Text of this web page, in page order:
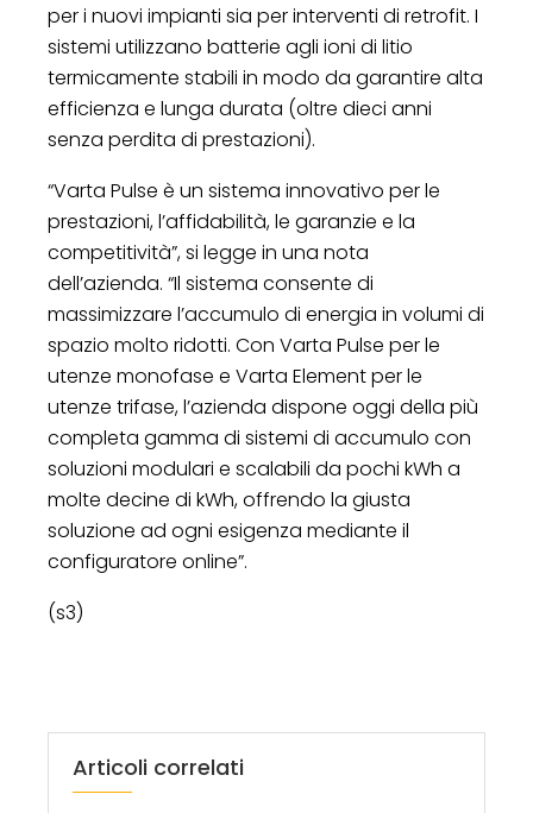
per i nuovi impianti sia per interventi di retrofit. I
sistemi utilizzano batterie agli ioni di litio
termicamente stabili in modo da garantire alta
efficienza e lunga durata (oltre dieci anni
senza perdita di prestazioni).
“Varta Pulse è un sistema innovativo per le
prestazioni, l’affidabilità, le garanzie e la
competitività”, si legge in una nota
dell’azienda. “Il sistema consente di
massimizzare l’accumulo di energia in volumi di
spazio molto ridotti. Con Varta Pulse per le
utenze monofase e Varta Element per le
utenze trifase, l’azienda dispone oggi della più
completa gamma di sistemi di accumulo con
soluzioni modulari e scalabili da pochi kWh a
molte decine di kWh, offrendo la giusta
soluzione ad ogni esigenza mediante il
configuratore online”.
(s3)
Articoli correlati